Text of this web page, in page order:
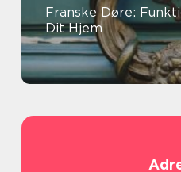
Franske Døre:
Dit Hjem